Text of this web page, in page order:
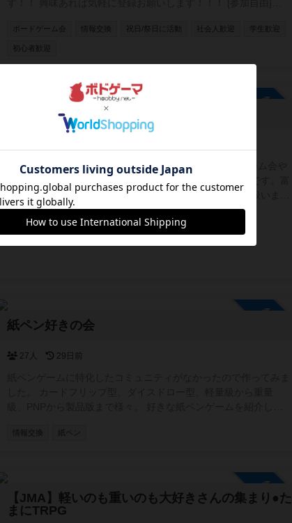
https://line.me/ti/g2/5_rzkfTnDYAR87LOQV7Vcw?
utm_source=invitation&utm_medium=link_copy&utm_campaign=
ボードゲーム会 情報交換 祝日/祭日に活動 社会人歓迎 学生歓迎
初心者歓迎
駿河ボードゲームハブ
静岡県東部、いわゆる“駿河の東側”を中心に、ボードゲーム会や
士・沼津・御殿場・三島・伊豆の国市あたり周辺を取り扱いま
す。 この地域には個人主催の小さな会から店舗イベントまで幅
広い場がありますが、情報が点在していて見つけにくいこともあ
らでも自由に情報を共有できます。 また、みんなが安心して利
用できるよう、宗教やマルチ商法など、ボードゲームと関係のな
い勧誘目的での利用はお控えいただけると助かります。 遊ぶ場
だければうれしいです。
ボードゲーム会 情報交換
紙ペン好きの会
27人 29日前
とか特に制限はないので自由に作成してください。 無言参加も
情報交換 紙ペン
参加自由
【JMA】軽いのも重いのも大好きさんの集まり●た
まにTRPG